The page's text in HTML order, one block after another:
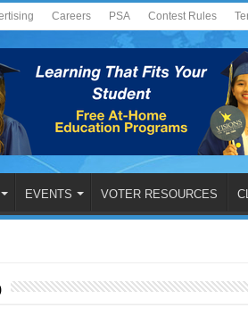
Careers PSA Contest Rules
EVENTS VOTER RESOURCES